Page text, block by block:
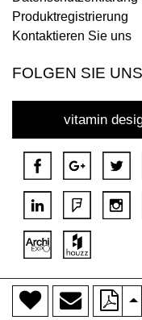
>
Produktregistrierung
Kontaktieren Sie uns
FOLGEN SIE UNS
vitamin
Copyright © 2018